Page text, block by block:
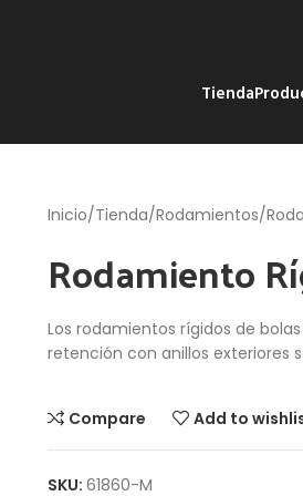
Tienda
Inicio Tienda Rodamientos
Rodamiento
Los rodamientos rígidos de
retención con anillos exteriores
Compare Add to
SKU: 61860-M